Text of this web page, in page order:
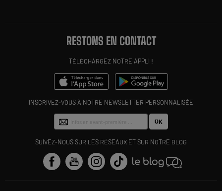
RESTONS EN CONTACT
TÉLÉCHARGEZ NOTRE APPLI !
INSCRIVEZ-VOUS À NOTRE NEWSLETTER PERSONNALISÉE
OK
SUIVEZ-NOUS SUR LES RÉSEAUX ET SUR NOTRE BLOG